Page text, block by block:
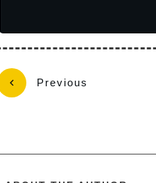
Previous